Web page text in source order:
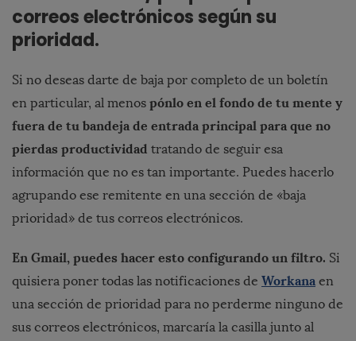
correos electrónicos según su
prioridad.
Si no deseas darte de baja por completo de un boletín
en particular, al menos pónlo en el fondo de tu mente y
fuera de tu bandeja de entrada principal para que no
pierdas productividad tratando de seguir esa
información que no es tan importante. Puedes hacerlo
agrupando ese remitente en una sección de «baja
prioridad» de tus correos electrónicos.
En Gmail, puedes hacer esto configurando un filtro. Si
quisiera poner todas las notificaciones de Workana en
una sección de prioridad para no perderme ninguno de
sus correos electrónicos, marcaría la casilla junto al